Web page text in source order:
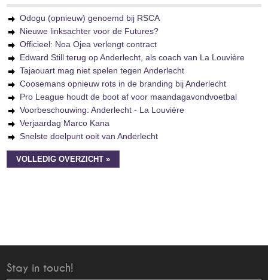
Odogu (opnieuw) genoemd bij RSCA
Nieuwe linksachter voor de Futures?
Officieel: Noa Ojea verlengt contract
Edward Still terug op Anderlecht, als coach van La Louvière
Tajaouart mag niet spelen tegen Anderlecht
Coosemans opnieuw rots in de branding bij Anderlecht
Pro League houdt de boot af voor maandagavondvoetbal
Voorbeschouwing: Anderlecht - La Louvière
Verjaardag Marco Kana
Snelste doelpunt ooit van Anderlecht
VOLLEDIG OVERZICHT »
Stay in touch!